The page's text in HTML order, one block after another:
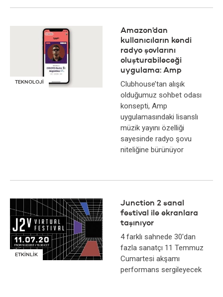
TEKNOLOJİ
Amazon’dan
kullanıcıların kendi
radyo şovlarını
oluşturabileceği
uygulama: Amp
Clubhouse’tan alışık
olduğumuz sohbet odası
konsepti, Amp
uygulamasındaki lisanslı
müzik yayını özelliği
sayesinde radyo şovu
niteliğine bürünüyor
ETKİNLİK
Junction 2 sanal
festival ile ekranlara
taşınıyor
4 farklı sahnede 30'dan
fazla sanatçı 11 Temmuz
Cumartesi akşamı
performans sergileyecek